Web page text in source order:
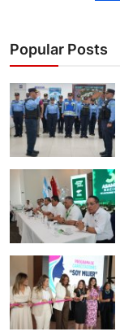
Popular Posts